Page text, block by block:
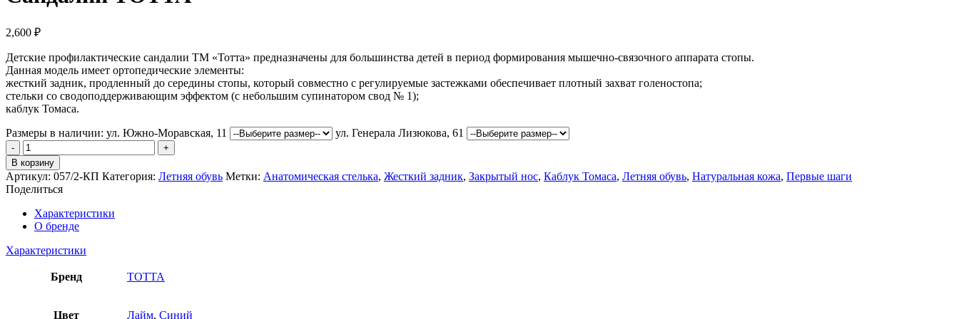
2,600 ₽
Детские профилактические сандалии ТМ «Тотта» предназначены для большинства детей в период формирования мышечно-связочного аппарата стопы.
Данная модель имеет ортопедические элементы:
жесткий задник, продленный до середины стопы, который совместно с регулируемые застежками обеспечивает плотный захват голеностопа;
стельки со сводоподдерживающим эффектом (с небольшим супинатором свод № 1);
каблук Томаса.
Размеры в наличии: ул. Южно-Моравская, 11
ул. Генерала Лизюкова, 61
Количество
товара
Сандалии
ТОТТА
В корзину
Артикул: 057/2-КП Категория: Летняя обувь Метки: Анатомическая стелька, Жесткий задник, Закрытый нос, Каблук Томаса, Летняя обувь, Натуральная кожа, Первые шаги
Поделиться
Характеристики
О бренде
Характеристики
Бренд ТОТТА
Цвет Лайм, Синий